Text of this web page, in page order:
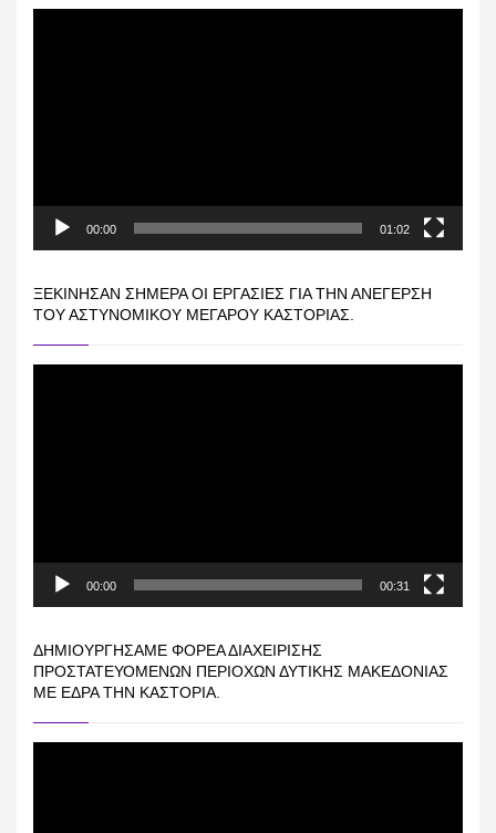
00:00 01:02
ΞΕΚΊΝΗΣΑΝ ΣΉΜΕΡΑ ΟΙ ΕΡΓΑΣΊΕΣ ΓΙΑ ΤΗΝ ΑΝΈΓΕΡΣΗ
ΤΟΥ ΑΣΤΥΝΟΜΙΚΟΎ ΜΕΓΆΡΟΥ ΚΑΣΤΟΡΙΆΣ.
00:00 00:31
ΔΗΜΙΟΥΡΓΉΣΑΜΕ ΦΟΡΈΑ ΔΙΑΧΕΊΡΙΣΗΣ
ΠΡΟΣΤΑΤΕΥΌΜΕΝΩΝ ΠΕΡΙΟΧΏΝ ΔΥΤΙΚΉΣ ΜΑΚΕΔΟΝΊΑΣ
ΜΕ ΈΔΡΑ ΤΗΝ ΚΑΣΤΟΡΙΆ.